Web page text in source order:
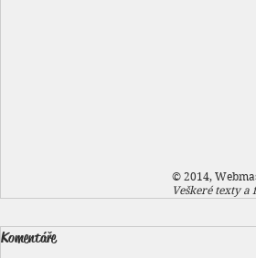
Komentáře
© 2014,
Veškeré texty